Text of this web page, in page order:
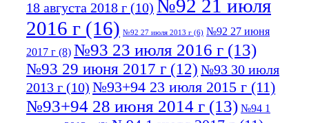
18 августа 2018 г (10) №92 21 июля
2016 г (16) №92 27 июля 2013 г (6) №92 27 июня
2017 г (8) №93 23 июля 2016 г (13)
№93 29 июня 2017 г (12) №93 30 июля
2013 г (10) №93+94 23 июля 2015 г (11)
№93+94 28 июня 2014 г (13) №94 1